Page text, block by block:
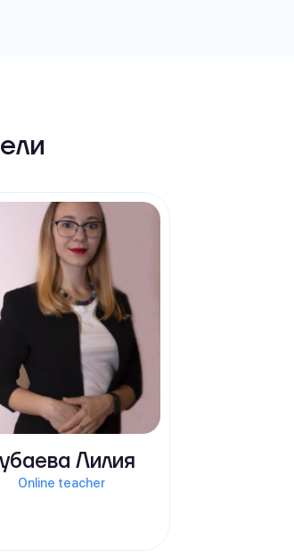
Лилия
Online teacher